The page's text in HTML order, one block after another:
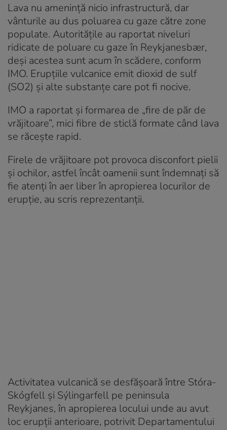
Lava nu amenință nicio infrastructură, dar
vânturile au dus poluarea cu gaze către zone
populate. Autoritățile au raportat niveluri
ridicate de poluare cu gaze în Reykjanesbær,
deși acestea sunt acum în scădere, conform
IMO. Erupțiile vulcanice emit dioxid de sulf
(SO2) și alte substanțe care pot fi nocive.
IMO a raportat și formarea de „fire de păr de
vrăjitoare”, mici fibre de sticlă formate când lava
se răcește rapid.
Firele de vrăjitoare pot provoca disconfort pielii
și ochilor, astfel încât oamenii sunt îndemnați să
fie atenți în aer liber în apropierea locurilor de
erupție, au scris reprezentanții.
Activitatea vulcanică se desfășoară între Stóra-
Skógfell și Sýlingarfell pe peninsula
Reykjanes, în apropierea locului unde au avut
loc erupții anterioare, potrivit Departamentului